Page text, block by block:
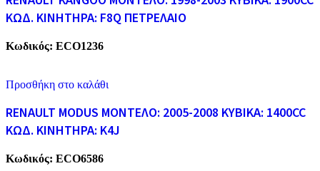
ΚΩΔ. ΚΙΝΗΤΗΡΑ: F8Q ΠΕΤΡΕΛΑΙΟ
Κωδικός: ECO1236
Προσθήκη στο καλάθι
RENAULT MODUS ΜΟΝΤΕΛΟ: 2005-2008 KYBIKA: 1400CC
ΚΩΔ. ΚΙΝΗΤΗΡΑ: K4J
Κωδικός: ECO6586